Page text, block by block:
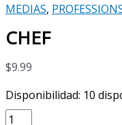
MEDIAS,
CHEF
$9.99
Disponibilidad: 10
CHEF